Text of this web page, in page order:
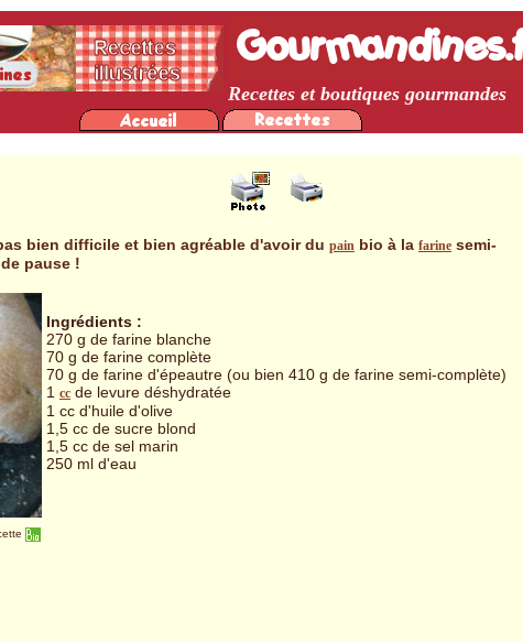
bien difficile et bien agréable d'avoir du pain bio à la farine semi-
pause !
Ingrédients :
270 g de farine blanche
70 g de farine complète
70 g de farine d'épeautre (ou bien 410 g de farine semi-complète)
1 cc de levure déshydratée
1 cc d'huile d'olive
1,5 cc de sucre blond
1,5 cc de sel marin
250 ml d'eau
Recettes et boutiques gourmandes